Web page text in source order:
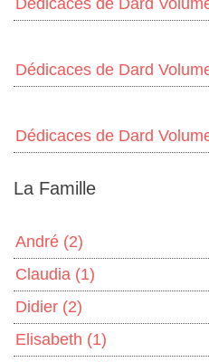
Dédicaces de Dard
Dédicaces de Dard
Dédicaces de Dard
La Famille
André (2)
Claudia (1)
Didier (2)
Elisabeth (1)